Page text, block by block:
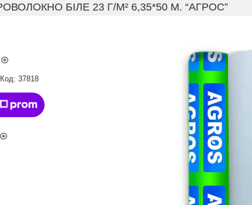
БІЛЕ 23 Г/М² 6,35*50 М. “AГРОС”
Код: 37818